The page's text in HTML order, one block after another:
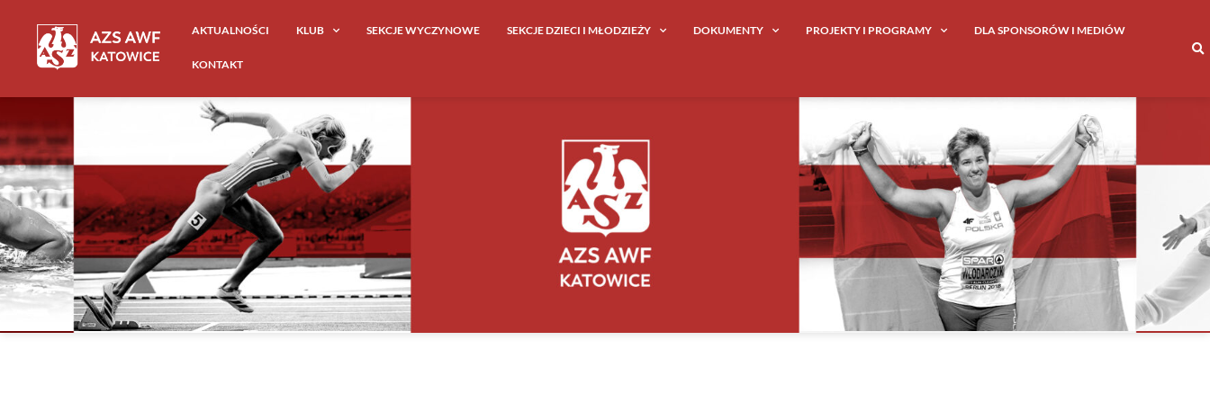
AKTUALNOŚCI KLUB SEKCJE WYCZYNOWE SEKCJE DZIECI I MŁODZIEŻY DOKUMENTY PROJEKTY I PROGRAMY DLA SPONSORÓW I MEDIÓW
KONTAKT